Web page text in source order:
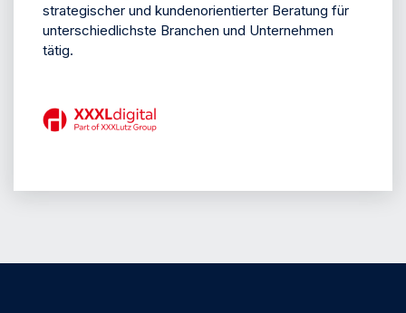
strategischer und kundenorientierter Beratung für
unterschiedlichste Branchen und Unternehmen
tätig.